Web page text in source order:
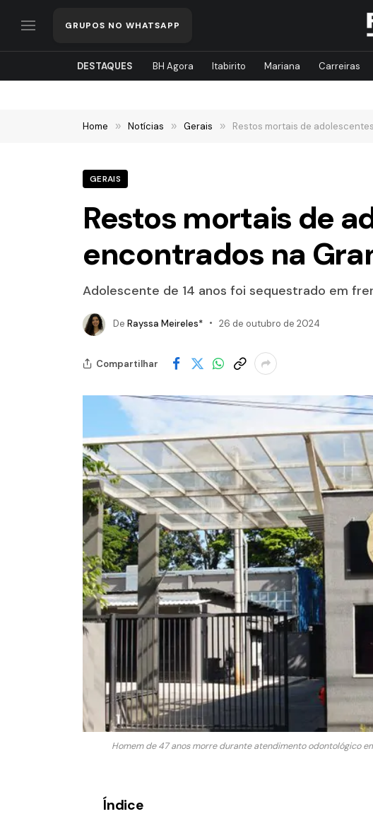
GRUPOS NO WHATSAPP
DESTAQUES BH Agora Itabirito Mariana Carreiras
Home » Notícias » Gerais » Restos mortais de
GERAIS
Restos mortais de
encontrados na
Adolescente de 14 anos foi sequestrado em
De Rayssa Meireles* 26 de outubro de 2024
Compartilhar
Homem de 47 anos morre durante atendimento odontológico
Índice